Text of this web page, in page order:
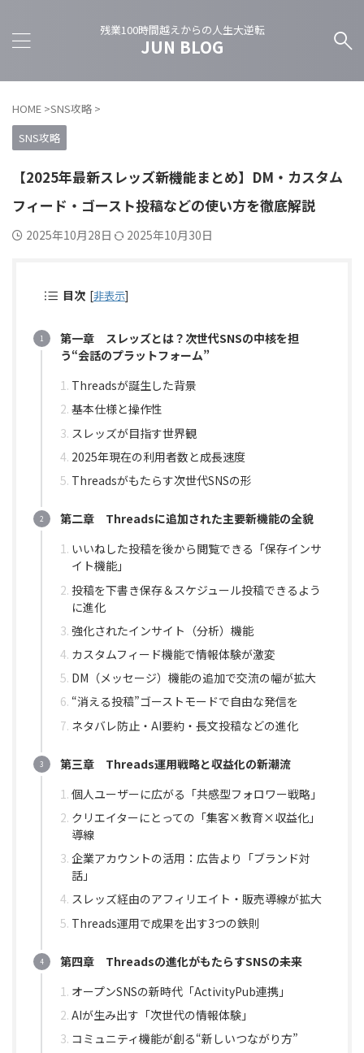
残業100時間越えからの人生大逆転
JUN BLOG
HOME >SNS攻略 >
SNS攻略
【2025年最新スレッズ新機能まとめ】DM・カスタム
フィード・ゴースト投稿などの使い方を徹底解説
2025年10月28日 2025年10月30日
目次 [非表示]
第一章 スレッズとは？次世代SNSの中核を担
う“会話のプラットフォーム”
Threadsが誕生した背景
基本仕様と操作性
スレッズが目指す世界観
2025年現在の利用者数と成長速度
Threadsがもたらす次世代SNSの形
第二章 Threadsに追加された主要新機能の全貌
いいねした投稿を後から閲覧できる「保存インサ
イト機能」
投稿を下書き保存＆スケジュール投稿できるよう
に進化
強化されたインサイト（分析）機能
カスタムフィード機能で情報体験が激変
DM（メッセージ）機能の追加で交流の幅が拡大
“消える投稿”ゴーストモードで自由な発信を
ネタバレ防止・AI要約・長文投稿などの進化
第三章 Threads運用戦略と収益化の新潮流
個人ユーザーに広がる「共感型フォロワー戦略」
クリエイターにとっての「集客×教育×収益化」
導線
企業アカウントの活用：広告より「ブランド対
話」
スレッズ経由のアフィリエイト・販売導線が拡大
Threads運用で成果を出す3つの鉄則
第四章 Threadsの進化がもたらすSNSの未来
オープンSNSの新時代「ActivityPub連携」
AIが生み出す「次世代の情報体験」
コミュニティ機能が創る“新しいつながり方”